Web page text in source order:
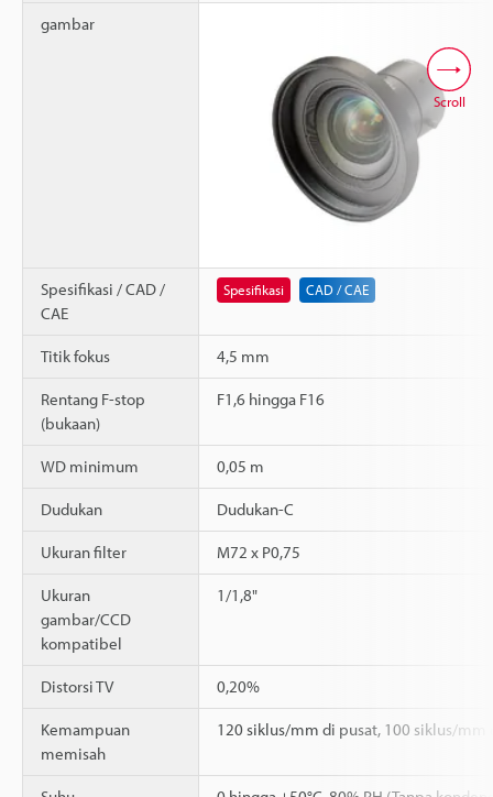
gambar
Spesifikasi / CAD /
CAE
Spesifikasi CAD / CAE
Titik fokus 4,5 mm
Rentang F-stop
(bukaan)
F1,6 hingga F16
WD minimum 0,05 m
Dudukan Dudukan-C
Ukuran filter M72 x P0,75
Ukuran
gambar/CCD
kompatibel
1/1,8"
Distorsi TV 0,20%
Kemampuan
memisah
120 siklus/mm di pusat, 100 siklus/mm
Scroll